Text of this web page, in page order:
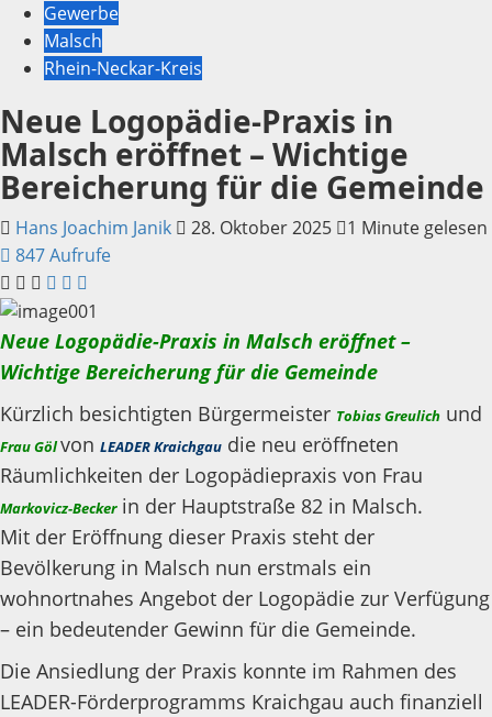
Gewerbe
Malsch
Rhein-Neckar-Kreis
Neue Logopädie-Praxis in
Malsch eröffnet – Wichtige
Bereicherung für die Gemeinde
Hans Joachim Janik 28. Oktober 2025
1 Minute gelesen
847 Aufrufe
Neue Logopädie-Praxis in Malsch eröffnet –
Wichtige Bereicherung für die Gemeinde
Kürzlich besichtigten Bürgermeister Tobias Greulich und
Frau Gölvon LEADER Kraichgau die neu eröffneten
Räumlichkeiten der Logopädiepraxis von Frau
Markovicz-Beckerin der Hauptstraße 82 in Malsch.
Mit der Eröffnung dieser Praxis steht der
Bevölkerung in Malsch nun erstmals ein
wohnortnahes Angebot der Logopädie zur Verfügung
– ein bedeutender Gewinn für die Gemeinde.
Die Ansiedlung der Praxis konnte im Rahmen des
LEADER-Förderprogramms Kraichgau auch finanziell